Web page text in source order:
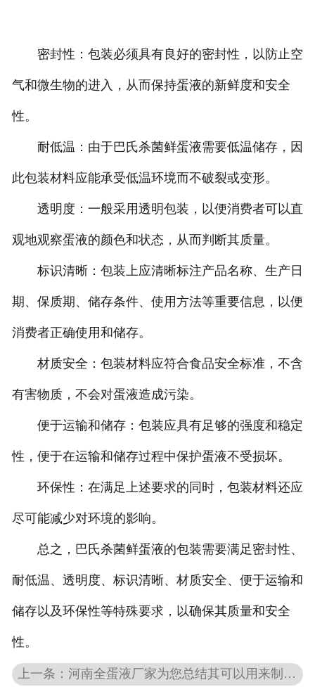
密封性：包装必须具有良好的密封性，以防止空
气和微生物的进入，从而保持蛋液的新鲜度和安全
性。
耐低温：由于巴氏杀菌鲜蛋液需要低温储存，因
此包装材料应能承受低温环境而不破裂或变形。
透明度：一般采用透明包装，以便消费者可以直
观地观察蛋液的颜色和状态，从而判断其质量。
标识清晰：包装上应清晰标注产品名称、生产日
期、保质期、储存条件、使用方法等重要信息，以便
消费者正确使用和储存。
材质安全：包装材料应符合食品安全标准，不含
有害物质，不会对蛋液造成污染。
便于运输和储存：包装应具有足够的强度和稳定
性，便于在运输和储存过程中保护蛋液不受损坏。
环保性：在满足上述要求的同时，包装材料还应
尽可能减少对环境的影响。
总之，巴氏杀菌鲜蛋液的包装需要满足密封性、
耐低温、透明度、标识清晰、材质安全、便于运输和
储存以及环保性等特殊要求，以确保其质量和安全
性。
上一条：河南全蛋液厂家为您总结其可以用来制作的糕点